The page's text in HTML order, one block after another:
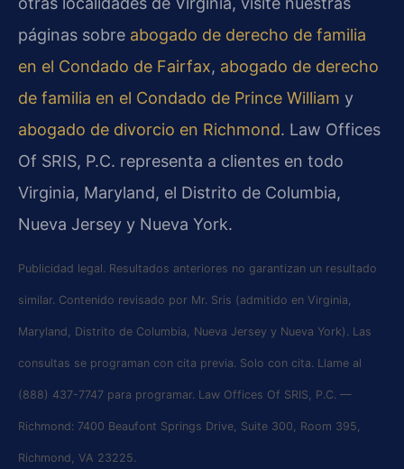
páginas sobre abogado de derecho de familia
en el Condado de Fairfax, abogado de derecho
de familia en el Condado de Prince William y
abogado de divorcio en Richmond. Law Offices
Of SRIS, P.C. representa a clientes en todo
Virginia, Maryland, el Distrito de Columbia,
Nueva Jersey y Nueva York.
Publicidad legal. Resultados anteriores no garantizan un resultado
similar. Contenido revisado por Mr. Sris (admitido en Virginia,
Maryland, Distrito de Columbia, Nueva Jersey y Nueva York). Las
consultas se programan con cita previa. Solo con cita. Llame al
(888) 437-7747 para programar. Law Offices Of SRIS, P.C. —
Richmond: 7400 Beaufont Springs Drive, Suite 300, Room 395,
Richmond, VA 23225.